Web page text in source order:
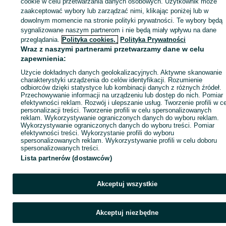
680 zł
Kutno
07 sierpnia 2026
gram/ 19cm/
Pancerka
1 999 zł
2 049 zł z Pakietem
Ochronnym
Gdynia, Śródmieście
09 lipca 2026
Strona główna Moda Biżuteria Łańcuszki
Łańcuszki - Pomorskie
Łańcuszki - Gdynia
Łańcuszki - Śródmieście
KATEGORIA
1045213485
zaakceptować wybory lub zarządzać nimi, klikając poniżej lub w
dowolnym momencie na stronie polityki prywatności. Te wybory będą
sygnalizowane naszym partnerom i nie będą miały wpływu na dane
przeglądania. Polityka cookies, Polityka Prywatności
Wraz z naszymi partnerami przetwarzamy dane w celu
zapewnienia:
Użycie dokładnych danych geolokalizacyjnych. Aktywne skanowanie
charakterystyki urządzenia do celów identyfikacji. Rozumienie
odbiorców dzięki statystyce lub kombinacji danych z różnych źródeł.
Przechowywanie informacji na urządzeniu lub dostęp do nich. Pomiar
efektywności reklam. Rozwój i ulepszanie usług. Tworzenie profili w
personalizacji treści. Tworzenie profili w celu spersonalizowanych
reklam. Wykorzystywanie ograniczonych danych do wyboru reklam.
Wykorzystywanie ograniczonych danych do wyboru treści. Pomiar
efektywności treści. Wykorzystanie profili do wyboru
spersonalizowanych reklam. Wykorzystywanie profili w celu doboru
spersonalizowanych treści.
Lista partnerów (dostawców)
Akceptuj wszystkie
Akceptuj niezbędne